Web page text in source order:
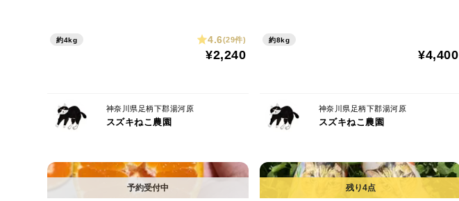
約4kg 4.6(29件)
¥2,240
神奈川県足柄下郡湯河原
スズキねこ農園
約8kg
¥4,400
神奈川県足柄下郡湯河原
スズキねこ農園